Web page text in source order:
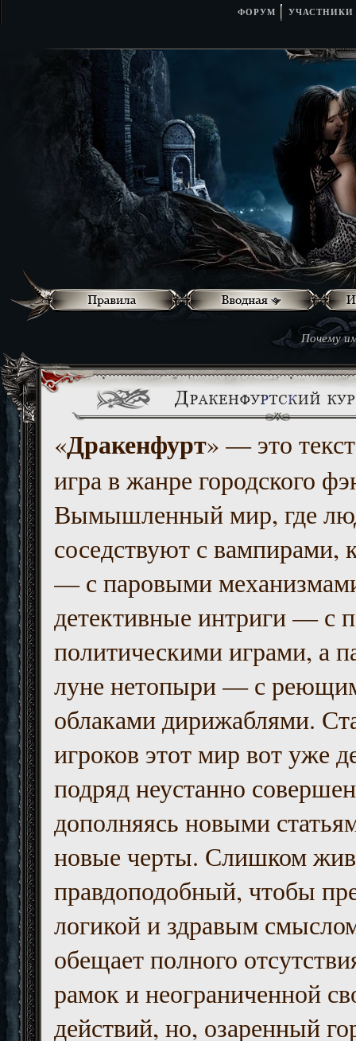
ФОРУМ УЧАСТНИКИ
Почему
«Дракенфурт» — это
игра в жанре городского
Вымышленный мир, где
соседствуют с вампирами,
— с паровыми
детективные интриги — с
политическими играми, а
луне нетопыри — с
облаками дирижаблями.
игроков этот мир вот уже
подряд неустанно
дополняясь новыми
новые черты. Слишком
правдоподобный, чтобы
логикой и здравым
обещает полного
рамок и неограниченной
действий, но, озаренный